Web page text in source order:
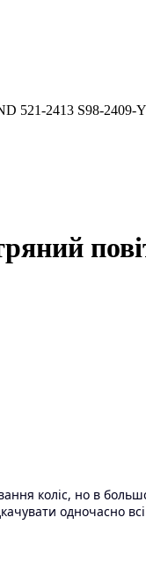
521-2413 S98-2409-Y
коліс, нo в
одночасно